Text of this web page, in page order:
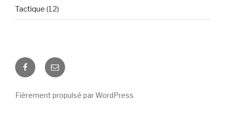
Tactique (12)
Facebook
E-
mail
Fièrement propulsé par WordPress